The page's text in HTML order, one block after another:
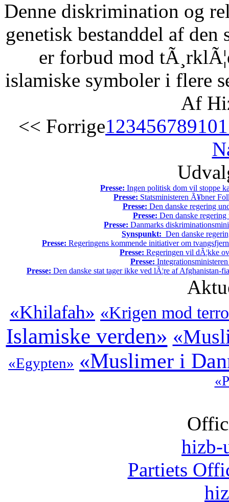
Denne diskrimination og
genetisk bestanddel af
er forbud mod
islamiske symboler i flere
Af
<< Forrige12345678910
Presse: Ingen politisk dom vil stoppe
Presse: Statsministeren Ã¥bner
Presse: Den danske regering
Presse: Den danske
Presse: Danmarks
Synspunkt: Den danske
Presse: Regeringens kommende initiativer om
Presse: Regeringen vil dÃ¦kke
Presse:
Presse: Den danske stat tager ikke ved lÃ¦re af Afghanistan-
«Khilafah» «Krigen mod
Islamiske verden»
«Egypten» «Muslimer i
hizb-
Partiets